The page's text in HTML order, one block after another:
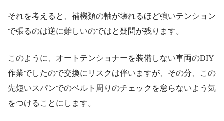
それを考えると、補機類の軸が壊れるほど強いテンション
で張るのは逆に難しいのではと疑問が残ります。
このように、オートテンショナーを装備しない車両のDIY
作業でしたので交換にリスクは伴いますが、その分、この
先短いスパンでのベルト周りのチェックを怠らないよう気
をつけることにします。